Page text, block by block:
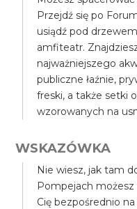
Przejdź się po
usiądź pod
amfiteatr.
najważniejszego
publiczne łaźnie,
freski, a także setki
wzorowanych na
WSKAZÓWKA
Nie wiesz, jak tam
Pompejach możesz
Cię bezpośrednio